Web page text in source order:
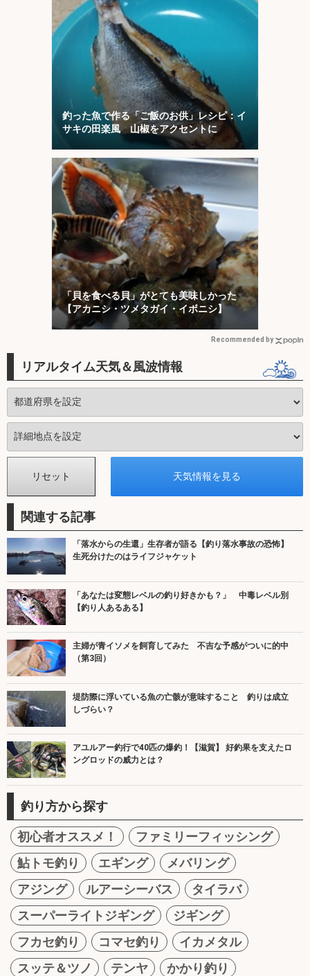
釣った魚で作る「ご飯のお供」レシピ：イ
サキの田楽風 山椒をアクセントに
「貝を食べる貝」がとても美味しかった
【アカニシ・ツメタガイ・イボニシ】
Recommended by
リアルタイム天気＆風波情報
関連する記事
「落水からの生還」生存者が語る【釣り落水事故の恐怖】
生死分けたのはライフジャケット
「あなたは変態レベルの釣り好きかも？」 中毒レベル別
【釣り人あるある】
主婦が青イソメを飼育してみた 不吉な予感がついに的中
（第3回）
堤防際に浮いている魚の亡骸が意味すること 釣りは成立
しづらい？
アユルアー釣行で40匹の爆釣！【滋賀】 好釣果を支えたロ
ングロッドの威力とは？
釣り方から探す
初心者オススメ！
ファミリーフィッシング
鮎トモ釣り
エギング
メバリング
アジング
ルアーシーバス
タイラバ
スーパーライトジギング
ジギング
フカセ釣り
コマセ釣り
イカメタル
スッテ＆ツノ
テンヤ
かかり釣り